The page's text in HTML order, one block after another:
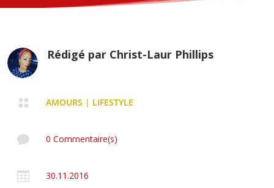
Rédigé par Christ-Laur Phillips
 AMOURS | LIFESTYLE
 0 Commentaire(s)
 30.11.2016